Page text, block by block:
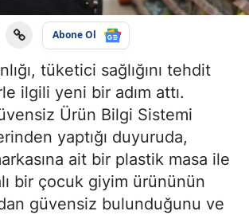
Abone Ol
tüketici sağlığını tehdit
ilgili yeni bir adım attı.
Ürün Bilgi Sistemi
yaptığı duyuruda,
ait bir plastik masa ile
bir çocuk giyim ürününün
güvensiz bulunduğunu ve